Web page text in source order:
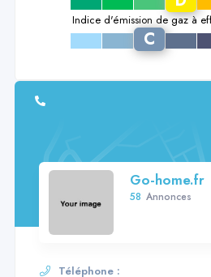
Indice d'émission de gaz à
C
Go-home.fr
58 Annonces
Téléphone :